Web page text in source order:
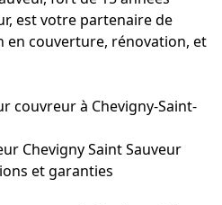
est votre partenaire de
couverture, rénovation, et
couvreur à Chevigny-Saint-
Chevigny Saint Sauveur
et garanties